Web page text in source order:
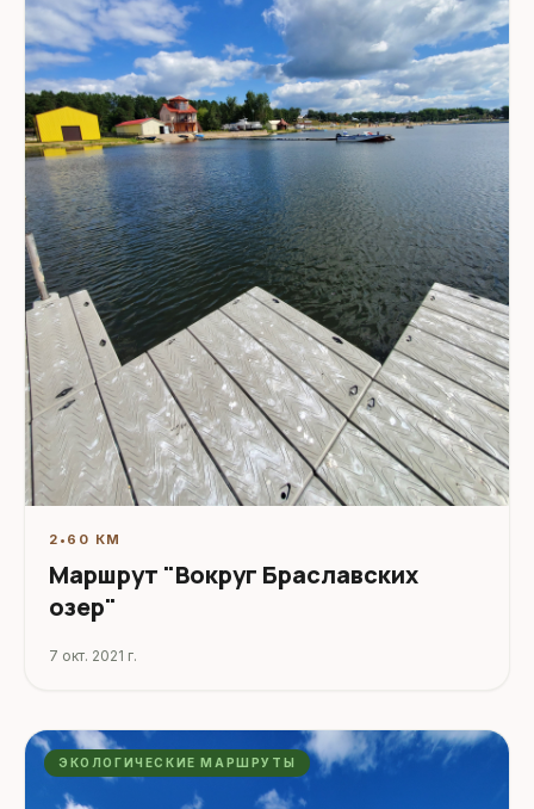
2 • 60 КМ
Маршрут "Вокруг Браславских
озер"
7 окт. 2021 г.
ЭКОЛОГИЧЕСКИЕ МАРШРУТЫ